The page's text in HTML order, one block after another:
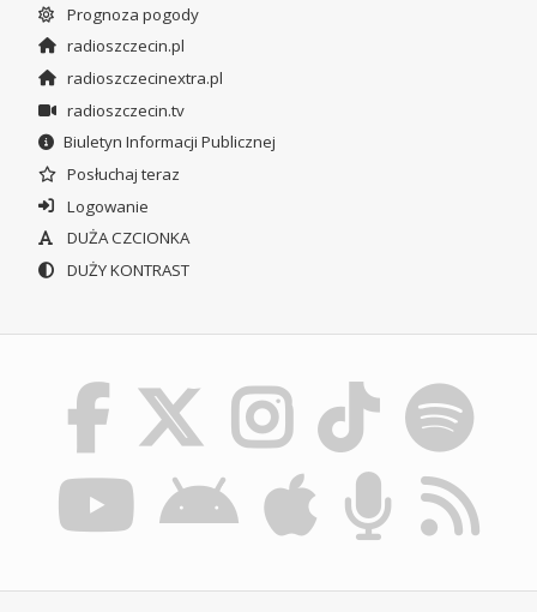
Prognoza pogody
radioszczecin.pl
radioszczecinextra.pl
radioszczecin.tv
Biuletyn Informacji Publicznej
Posłuchaj teraz
Logowanie
DUŻA CZCIONKA
DUŻY KONTRAST